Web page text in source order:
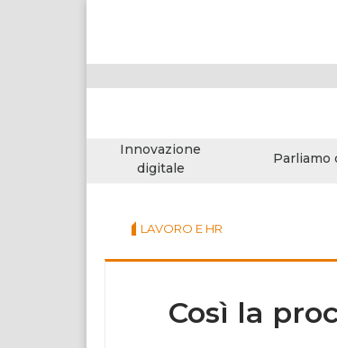
Innovazione
digitale
Parliamo
LAVORO E HR
Così la